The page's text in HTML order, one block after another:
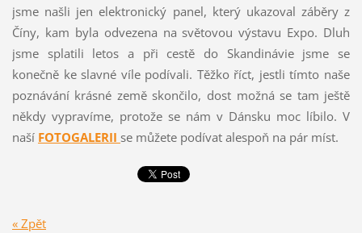
jsme našli jen elektronický panel, který ukazoval záběry z
Číny, kam byla odvezena na světovou výstavu Expo. Dluh
jsme splatili letos a při cestě do Skandinávie jsme se
konečně ke slavné víle podívali. Těžko říct, jestli tímto naše
poznávání krásné země skončilo, dost možná se tam ještě
někdy vypravíme, protože se nám v Dánsku moc líbilo. V
naší FOTOGALERII se můžete podívat alespoň na pár míst.
« Zpět